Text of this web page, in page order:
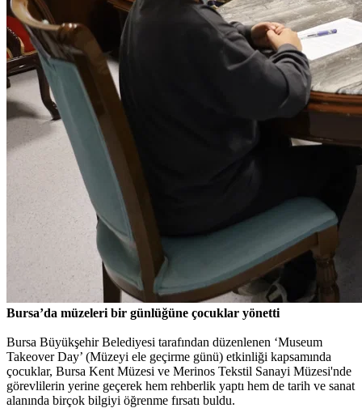
Bursa’da müzeleri bir günlüğüne çocuklar yönetti
Bursa Büyükşehir Belediyesi tarafından düzenlenen ‘Museum
Takeover Day’ (Müzeyi ele geçirme günü) etkinliği kapsamında
çocuklar, Bursa Kent Müzesi ve Merinos Tekstil Sanayi Müzesi'nde
görevlilerin yerine geçerek hem rehberlik yaptı hem de tarih ve sanat
alanında birçok bilgiyi öğrenme fırsatı buldu.